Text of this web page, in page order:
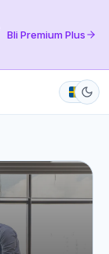
Bli Premium Plus